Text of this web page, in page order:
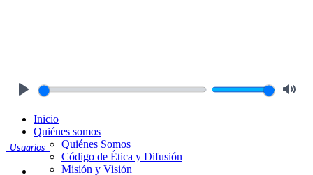
Usuarios
Inicio
Quiénes somos
Quiénes Somos
Código de Ética y Difusión
Misión y Visión